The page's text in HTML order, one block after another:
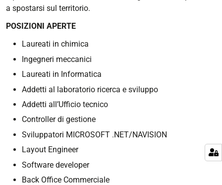
a spostarsi sul territorio.
POSIZIONI APERTE
Laureati in chimica
Ingegneri meccanici
Laureati in Informatica
Addetti al laboratorio ricerca e sviluppo
Addetti all’Ufficio tecnico
Controller di gestione
Sviluppatori MICROSOFT .NET/NAVISION
Layout Engineer
Software developer
Back Office Commerciale